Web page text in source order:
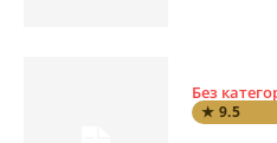
Без
★ 9.5